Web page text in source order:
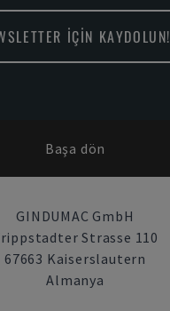
İÇİN KAYDOLUN!
Başa dön
GINDUMAC GmbH
Strasse 110
67663 Kaiserslautern
Almanya